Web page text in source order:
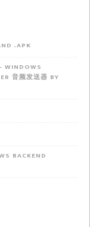
.APK
WINDOWS
音频发送器 BY
BACKEND